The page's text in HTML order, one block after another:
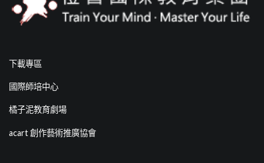
下載專區
國際師培中心
橘子泥教育劇場
acart 創作藝術推廣協會